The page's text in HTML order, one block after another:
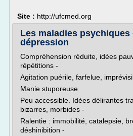
Site : http://ufcmed.org
Les maladies psychiques
dépression
Compréhension réduite, idées
répétitions -
Agitation puérile, farfelue,
Manie stuporeuse
Peu accessible. Idées délirantes
bizarres, morbides -
Ralentie : immobilité, catalepsie,
déshinibition -